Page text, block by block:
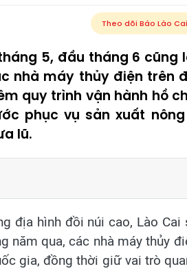
Theo dõi Báo Lào
5, đầu tháng 6 cũng
nhà máy thủy điện trên
quy trình vận hành hồ
phục vụ sản xuất
lũ.
địa hình đồi núi cao, Lào Cai
năm qua, các nhà máy thủy
gia, đồng thời giữ vai trò